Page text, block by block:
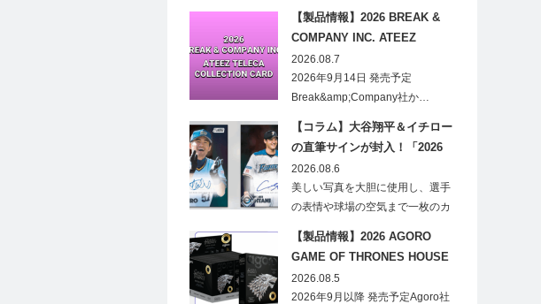
【製品情報】2026 BREAK &
COMPANY INC. ATEEZ
TELECA COLLECTION CARD
2026.08.7
2026年9月14日 発売予定
Break&amp;Company社か…
【コラム】大谷翔平＆イチロー
の直筆サインが封入！「2026
Topps NPB Stadium Club」が
見逃せない
2026.08.6
美しい写真を大胆に使用し、選手
の表情や球場の空気まで一枚のカ
【製品情報】2026 AGORO
GAME OF THRONES HOUSE
STARK BLIND BOX
2026.08.5
2026年9月以降 発売予定Agoro社